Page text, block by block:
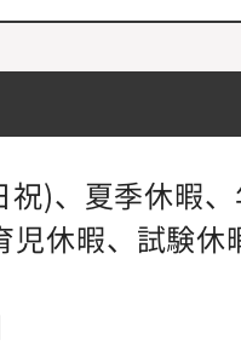
祝)、夏季休暇
児休暇、試験